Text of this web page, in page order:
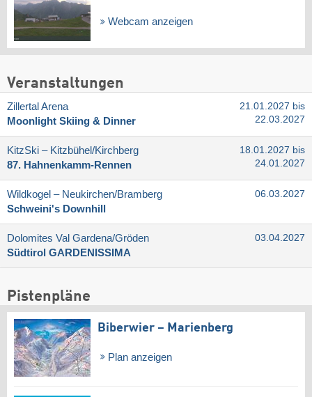
Webcam anzeigen
Veranstaltungen
Zillertal Arena
Moonlight Skiing & Dinner
21.01.2027 bis
22.03.2027
KitzSki – Kitzbühel/​Kirchberg
87. Hahnenkamm-Rennen
18.01.2027 bis
24.01.2027
Wildkogel – Neukirchen/​Bramberg
Schweini's Downhill
06.03.2027
Dolomites Val Gardena/​Gröden
Südtirol GARDENISSIMA
03.04.2027
Pistenpläne
Biberwier – Marienberg
Plan anzeigen